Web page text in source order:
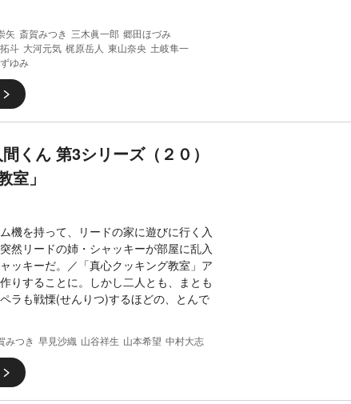
矢 斎賀みつき 三木眞一郎 郷田ほづみ
斗 大河元気 梶原岳人 東山奈央 土岐隼一
ゆみ
くん 第3シリーズ（２０）
室」
機を持って、リードの家に遊びに行く入
然リードの姉・シャッキーが部屋に乱入
ッキーだ。／「真心クッキング教室」ア
りすることに。しかし二人とも、まとも
ラも戦慄(せんりつ)するほどの、とんで
みつき 早見沙織 山谷祥生 山本希望 中村大志